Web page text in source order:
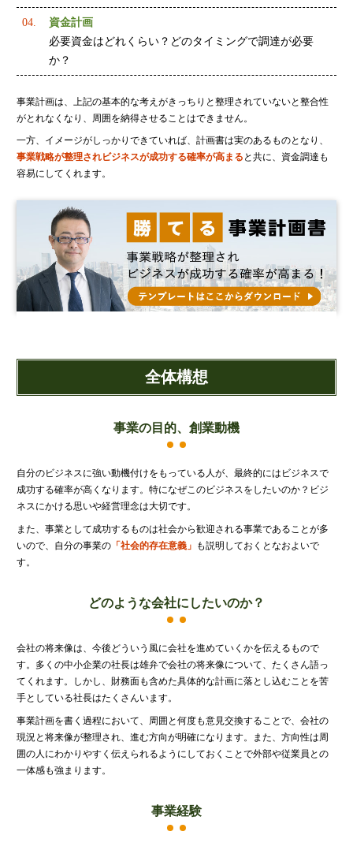
金融機関の融資のポイント
融資を受けやすくする経営
金融機関から調達するメリットとデメリット
料金案内
創業3年目までの特別料金
他の税理士事務所からの切り替えの場合
ベンチャー企業応援パック
記帳代行/その他
個人事業主のお客様
事務所案内
神戸オフィス
事務所概要
アクセスマップ
代表プロフィール
採用情報
税金の豆知識
所得税
法人税
消費税
源泉所得税
資金計画
必要資金はどれくらい？どのタイミングで調達が必要
か？
事業計画は、上記の基本的な考えがきっちりと整理されていないと整合性
がとれなくなり、周囲を納得させることはできません。
一方、イメージがしっかりできていれば、計画書は実のあるものとなり、
事業戦略が整理されビジネスが成功する確率が高まる と共に、資金調達も
容易にしてくれます。
全体構想
事業の目的、創業動機
自分のビジネスに強い動機付けをもっている人が、最終的にはビジネスで
成功する確率が高くなります。特になぜこのビジネスをしたいのか？ビジ
ネスにかける思いや経営理念は大切です。
また、事業として成功するものは社会から歓迎される事業であることが多
いので、自分の事業の 「社会的存在意義」 も説明しておくとなおよいで
す。
どのような会社にしたいのか？
会社の将来像は、今後どういう風に会社を進めていくかを伝えるもので
す。多くの中小企業の社長は雄弁で会社の将来像について、たくさん語っ
てくれます。しかし、財務面も含めた具体的な計画に落とし込むことを苦
手としている社長はたくさんいます。
事業計画を書く過程において、周囲と何度も意見交換することで、会社の
現況と将来像が整理され、進む方向が明確になります。また、方向性は周
囲の人にわかりやすく伝えられるようにしておくことで外部や従業員との
一体感も強まります。
事業経験